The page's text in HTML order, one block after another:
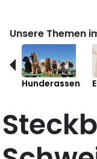
Unsere Themen
Hunderassen